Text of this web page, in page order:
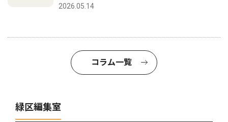
2026.05.14
コラム一覧
緑区編集室